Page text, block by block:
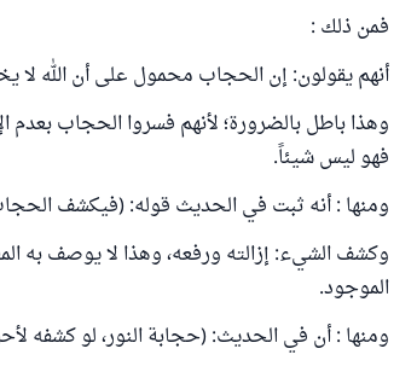
فمن ذلك :
أنهم يقولون: إن الحجاب محمول على أن الله لا
وهذا باطل بالضرورة؛ لأنهم فسروا الحجاب بعدم
فهو ليس شيئاً.
ومنها : أنه ثبت في الحديث قوله: (فيكشف
وكشف الشيء: إزالته ورفعه، وهذا لا يوصف به
الموجود.
ومنها : أن في الحديث: (حجابة النور، لو كشفه